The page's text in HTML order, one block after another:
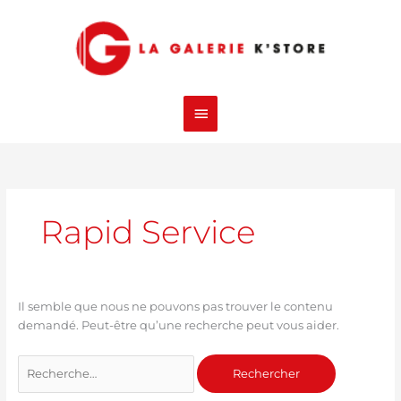
principal
Rapid Service
Il semble que nous ne pouvons pas trouver le contenu
demandé. Peut-être qu’une recherche peut vous aider.